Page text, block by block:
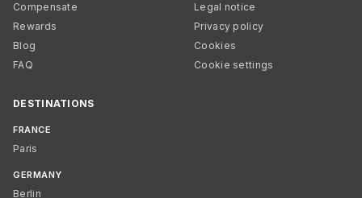
Compensate
Rewards
Blog
FAQ
Legal notice
Privacy policy
Cookies
Cookie settings
DESTINATIONS
FRANCE
Paris
GERMANY
Berlin